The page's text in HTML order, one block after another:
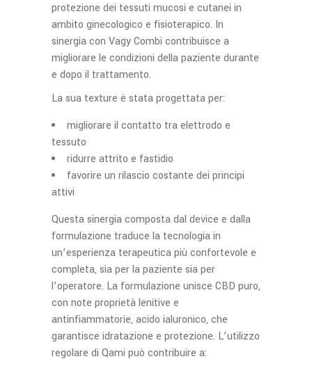
protezione dei tessuti mucosi e cutanei in
ambito ginecologico e fisioterapico. In
sinergia con Vagy Combi contribuisce a
migliorare le condizioni della paziente durante
e dopo il trattamento.
La sua texture è stata progettata per:
migliorare il contatto tra elettrodo e
tessuto
ridurre attrito e fastidio
favorire un rilascio costante dei principi
attivi
Questa sinergia composta dal device e dalla
formulazione traduce la tecnologia in
un’esperienza terapeutica più confortevole e
completa, sia per la paziente sia per
l’operatore. La formulazione unisce CBD puro,
con note proprietà lenitive e
antinfiammatorie, acido ialuronico, che
garantisce idratazione e protezione. L’utilizzo
regolare di Qami può contribuire a: